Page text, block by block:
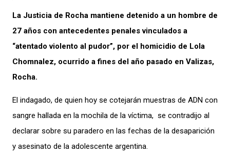
La Justicia de Rocha mantiene detenido a un hombre de
27 años con antecedentes penales vinculados a
“atentado violento al pudor”, por el homicidio de Lola
Chomnalez, ocurrido a fines del año pasado en Valizas,
Rocha.
El indagado, de quien hoy se cotejarán muestras de ADN con
sangre hallada en la mochila de la víctima, se contradijo al
declarar sobre su paradero en las fechas de la desaparición
y asesinato de la adolescente argentina.